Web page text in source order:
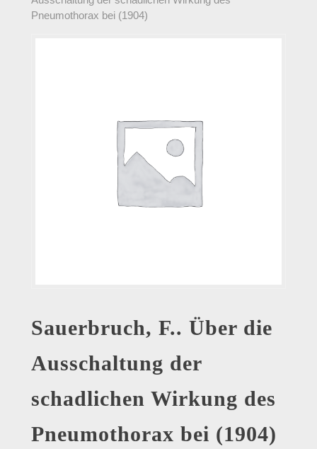
Pneumothorax bei (1904)
Sauerbruch, F.. Über die
Ausschaltung der
schadlichen Wirkung des
Pneumothorax bei (1904)